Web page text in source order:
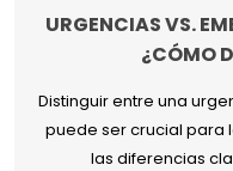
URGENCIAS VS.
¿CÓMO
Distinguir entre una
puede ser crucial para
las diferencias